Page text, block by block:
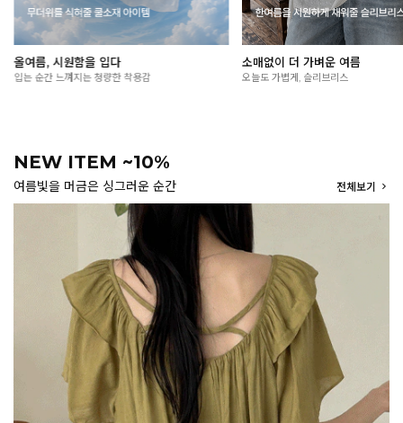
소매없이 더 가벼운 여름
오늘도 가볍게, 슬리브리스
장마철 옷 고민, 여기서 끝!
꿉꿉한 날씨에도 가볍고 산뜻하게
NEW ITEM ~10%
여름빛을 머금은 싱그러운 순간 전체보기